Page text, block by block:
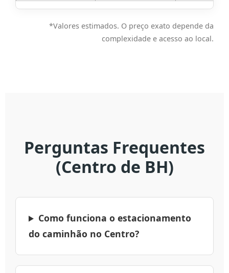
*Valores estimados. O preço exato depende da
complexidade e acesso ao local.
Perguntas Frequentes
(Centro de BH)
Como funciona o estacionamento
do caminhão no Centro?